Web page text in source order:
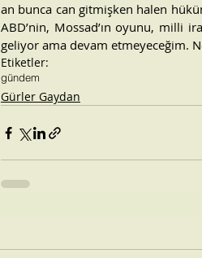
an bunca can gitmişken halen
ABD’nin, Mossad’ın oyunu, milli
geliyor ama devam etmeyeceğim.
Etiketler:
gündem
Gürler Gaydan